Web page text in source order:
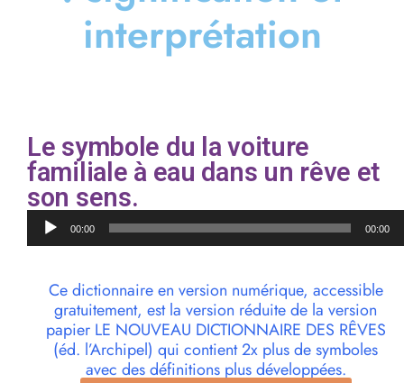
interprétation
Le symbole du la voiture
familiale à eau dans un rêve et
son sens.
Lecteur
audio00:00 00:00
Ce dictionnaire en version numérique, accessible
gratuitement, est la version réduite de la version
papier LE NOUVEAU DICTIONNAIRE DES RÊVES
(éd. l’Archipel) qui contient 2x plus de symboles
avec des définitions plus développées.